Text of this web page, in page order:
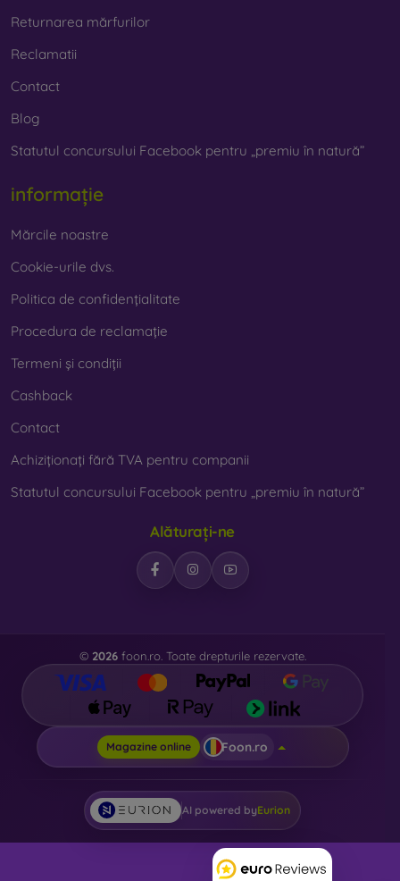
Returnarea mărfurilor
Reclamatii
Contact
Blog
Statutul concursului Facebook pentru „premiu în natură”
informație
Mărcile noastre
Cookie-urile dvs.
Politica de confidențialitate
Procedura de reclamație
Termeni și condiții
Cashback
Contact
Achiziționați fără TVA pentru companii
Statutul concursului Facebook pentru „premiu în natură”
Alăturați-ne
© 2026foon.ro. Toate drepturile rezervate.
Magazine online Foon.ro
AI powered byEurion